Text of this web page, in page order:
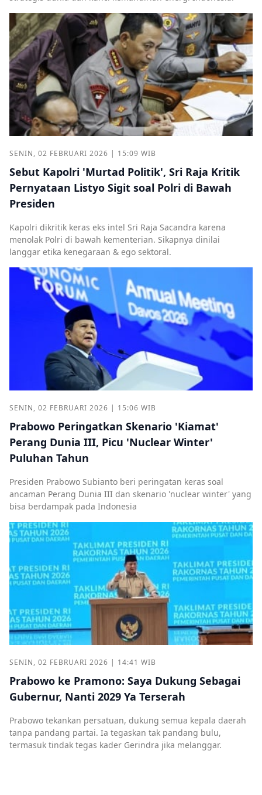
SENIN, 02 FEBRUARI 2026 | 15:09 WIB
Sebut Kapolri 'Murtad Politik', Sri Raja Kritik
Pernyataan Listyo Sigit soal Polri di Bawah
Presiden
Kapolri dikritik keras eks intel Sri Raja Sacandra karena
menolak Polri di bawah kementerian. Sikapnya dinilai
langgar etika kenegaraan & ego sektoral.
SENIN, 02 FEBRUARI 2026 | 15:06 WIB
Prabowo Peringatkan Skenario 'Kiamat'
Perang Dunia III, Picu 'Nuclear Winter'
Puluhan Tahun
Presiden Prabowo Subianto beri peringatan keras soal
ancaman Perang Dunia III dan skenario 'nuclear winter' yang
bisa berdampak pada Indonesia
SENIN, 02 FEBRUARI 2026 | 14:41 WIB
Prabowo ke Pramono: Saya Dukung Sebagai
Gubernur, Nanti 2029 Ya Terserah
Prabowo tekankan persatuan, dukung semua kepala daerah
tanpa pandang partai. Ia tegaskan tak pandang bulu,
termasuk tindak tegas kader Gerindra jika melanggar.